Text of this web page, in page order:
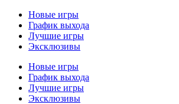
Новые игры
График выхода
Лучшие игры
Эксклюзивы
Новые игры
График выхода
Лучшие игры
Эксклюзивы